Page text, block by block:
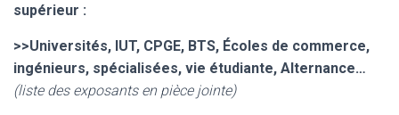
supérieur :
>>Universités, IUT, CPGE, BTS, Écoles de commerce,
ingénieurs, spécialisées, vie étudiante, Alternance…
(liste des exposants en pièce jointe)